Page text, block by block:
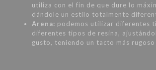
utiliza con el fin de que dure lo
dándole un estilo totalmente
Arena: podemos utilizar diferentes
diferentes tipos de resina,
gusto, teniendo un tacto más